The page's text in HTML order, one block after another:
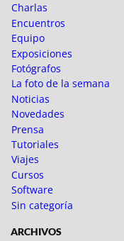
Charlas
Encuentros
Equipo
Exposiciones
Fotógrafos
La foto de la semana
Noticias
Novedades
Prensa
Tutoriales
Viajes
Cursos
Software
Sin categoría
ARCHIVOS